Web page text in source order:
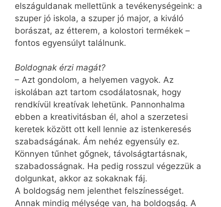
elszáguldanak mellettünk a tevékenységeink: a
szuper jó iskola, a szuper jó major, a kiváló
borászat, az étterem, a kolostori termékek –
fontos egyensúlyt találnunk.
Boldognak érzi magát?
– Azt gondolom, a helyemen vagyok. Az
iskolában azt tartom csodálatosnak, hogy
rendkívül kreatívak lehetünk. Pannonhalma
ebben a kreativitásban él, ahol a szerzetesi
keretek között ott kell lennie az istenkeresés
szabadságának. Ám nehéz egyensúly ez.
Könnyen tűnhet gőgnek, távolságtartásnak,
szabadosságnak. Ha pedig rosszul végezzük a
dolgunkat, akkor az sokaknak fáj.
A boldogság nem jelenthet felszínességet.
Annak mindig mélysége van, ha boldogság. A